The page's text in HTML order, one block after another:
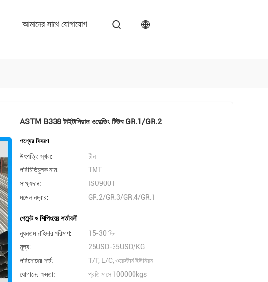
আমাদের সাথে যোগাযোগ
ASTM B338 টাইটানিয়াম ওয়েল্ডিং টিউব GR.1/GR.2
পণ্যের বিবরণ
উৎপত্তি স্থল:
চীন
পরিচিতিমুলক নাম:
TMT
সাক্ষ্যদান:
ISO9001
মডেল নম্বার:
GR.2/GR.3/GR.4/GR.1
পেমেন্ট ও শিপিংয়ের শর্তাবলী
ন্যূনতম চাহিদার পরিমাণ:
15-30 দিন
মূল্য:
25USD-35USD/KG
পরিশোধের শর্ত:
T/T, L/C, ওয়েস্টার্ন ইউনিয়ন
যোগানের ক্ষমতা:
প্রতি মাসে 100000kgs